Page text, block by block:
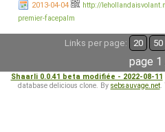
2013-04-04
http://
premier-facepalm
Links per page: 20 50
page 1
Shaarli 0.0.41 beta modifiée - 2022-08-11
database delicious clone. By sebsauvage.net.